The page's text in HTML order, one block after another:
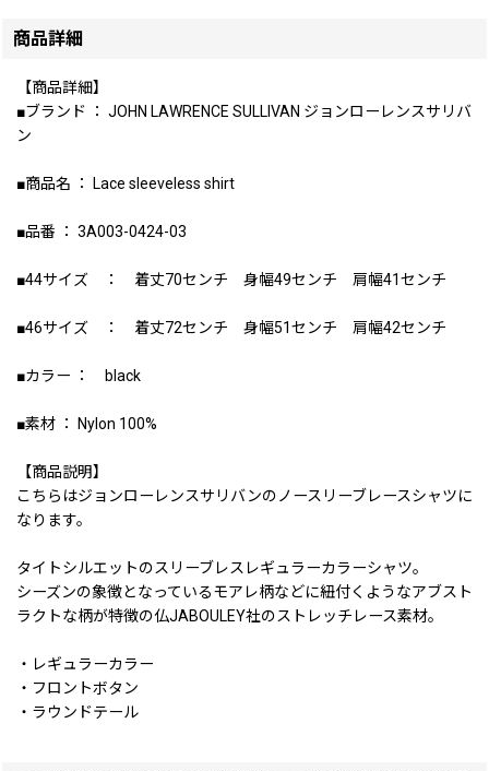
商品詳細
【商品詳細】
■ブランド ： JOHN LAWRENCE SULLIVAN ジョンローレンスサリバ
ン
■商品名 ： Lace sleeveless shirt
■品番 ： 3A003-0424-03
■44サイズ ： 着丈70センチ 身幅49センチ 肩幅41センチ
■46サイズ ： 着丈72センチ 身幅51センチ 肩幅42センチ
■カラー ： black
■素材 ： Nylon 100%
【商品説明】
こちらはジョンローレンスサリバンのノースリーブレースシャツに
なります。
タイトシルエットのスリーブレスレギュラーカラーシャツ。
シーズンの象徴となっているモアレ柄などに紐付くようなアブスト
ラクトな柄が特徴の仏JABOULEY社のストレッチレース素材。
・レギュラーカラー
・フロントボタン
・ラウンドテール